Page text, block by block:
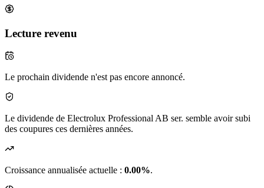
Lecture revenu
Le prochain dividende n'est pas encore annoncé.
Le dividende de Electrolux Professional AB ser. semble avoir subi
des coupures ces dernières années.
Croissance annualisée actuelle : 0.00%.